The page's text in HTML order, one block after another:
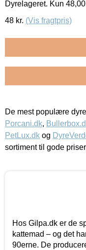
Dyrelageret. Kun 48,00
48 kr. (Vis fragtpris)
De mest populære
Porcani.dk,
PetLux.dk og
sortiment til gode
Hos Gilpa.dk er de
kattemad – og det
90erne. De